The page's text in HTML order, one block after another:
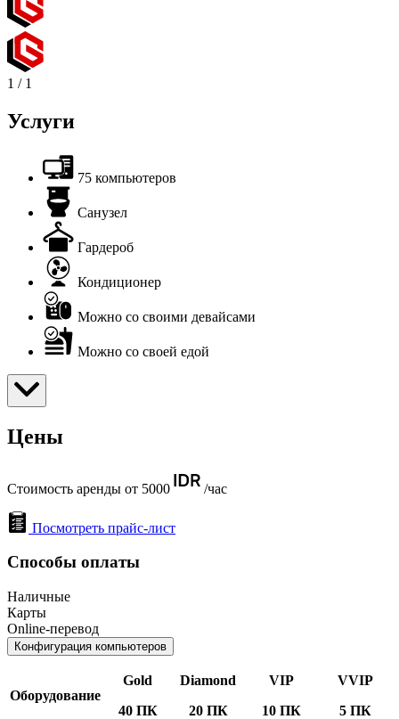
1 / 1
Услуги
75 компьютеров
Санузел
Гардероб
Кондиционер
Можно со своими девайсами
Можно со своей едой
Цены
Стоимость аренды от 5000 /час
Посмотреть прайс-лист
Способы оплаты
Наличные
Карты
Online-перевод
Конфигурация компьютеров
Оборудование
Gold
40 ПК
Diamond
20 ПК
VIP
10 ПК
VVIP
5 ПК